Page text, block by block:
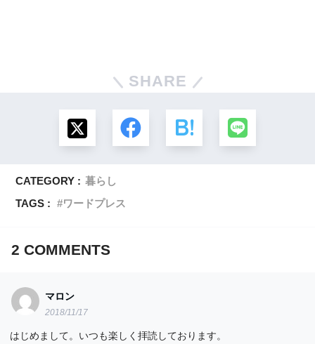
SHARE
CATEGORY : 暮らし
TAGS :
ワードプレス
2 COMMENTS
マロン
2018/11/17
はじめまして。いつも楽しく拝読しております。